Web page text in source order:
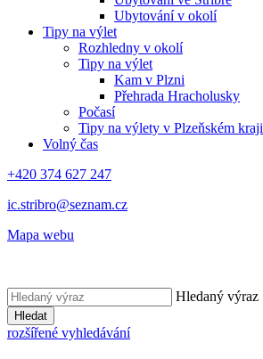
Ubytování v okolí
Tipy na výlet
Rozhledny v okolí
Tipy na výlet
Kam v Plzni
Přehrada Hracholusky
Počasí
Tipy na výlety v Plzeňském kraji
Volný čas
+420 374 627 247
ic.stribro@seznam.cz
Mapa webu
Hledaný výraz
Hledat
rozšířené vyhledávání